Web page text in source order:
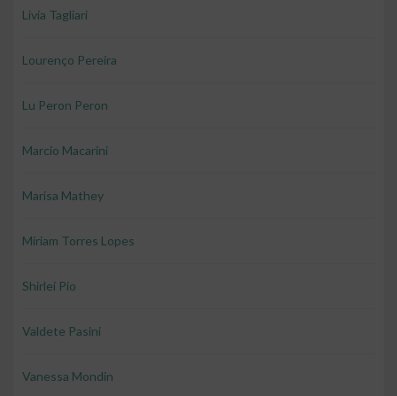
Livia Tagliari
Lourenço Pereira
Lu Peron Peron
Marcio Macarini
Marisa Mathey
Miriam Torres Lopes
Shirlei Pio
Valdete Pasini
Vanessa Mondin